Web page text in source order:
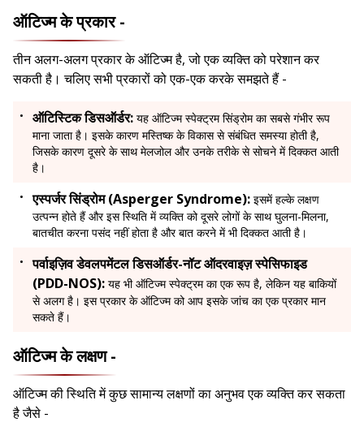
ऑटिज्म के प्रकार -
तीन अलग-अलग प्रकार के ऑटिज्म है, जो एक व्यक्ति को परेशान कर
सकती है। चलिए सभी प्रकारों को एक-एक करके समझते हैं -
ऑटिस्टिक डिसऑर्डर: यह ऑटिज्म स्पेक्ट्रम सिंड्रोम का सबसे गंभीर रूप
माना जाता है। इसके कारण मस्तिष्क के विकास से संबंधित समस्या होती है,
जिसके कारण दूसरे के साथ मेलजोल और उनके तरीके से सोचने में दिक्कत आती
है।
एस्पर्जर सिंड्रोम (Asperger Syndrome): इसमें हल्के लक्षण
उत्पन्न होते हैं और इस स्थिति में व्यक्ति को दूसरे लोगों के साथ घुलना-मिलना,
बातचीत करना पसंद नहीं होता है और बात करने में भी दिक्कत आती है।
पर्वाइज़िव डेवलपमेंटल डिसऑर्डर-नॉट ऑदरवाइज़ स्पेसिफाइड
(PDD-NOS): यह भी ऑटिज्म स्पेक्ट्रम का एक रूप है, लेकिन यह बाकियों
से अलग है। इस प्रकार के ऑटिज्म को आप इसके जांच का एक प्रकार मान
सकते हैं।
ऑटिज्म के लक्षण -
ऑटिज्म की स्थिति में कुछ सामान्य लक्षणों का अनुभव एक व्यक्ति कर सकता
है जैसे -